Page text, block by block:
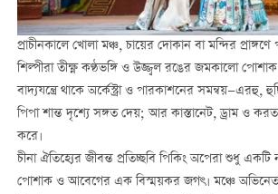
প্রাচীনকালে খোলা মঞ্চ, চায়ের দোকান বা মন্দির
শিল্পীরা তীক্ষ্ণ কণ্ঠভঙ্গি ও উজ্জ্বল রঙের জমকালো
বাদ্যযন্ত্রে থাকে অর্কেস্ট্রা ও পারকাশনের সমন্বয়—এরহু,
পিপা শান্ত দৃশ্যে সঙ্গত দেয়; আর কাস্তানেট, ড্রাম ও
করে।
চীনা ঐতিহ্যের জীবন্ত প্রতিচ্ছবি পিকিং অপেরা শুধু
পোশাক ও আবেগের এক বিস্ময়কর জগৎ। মঞ্চে